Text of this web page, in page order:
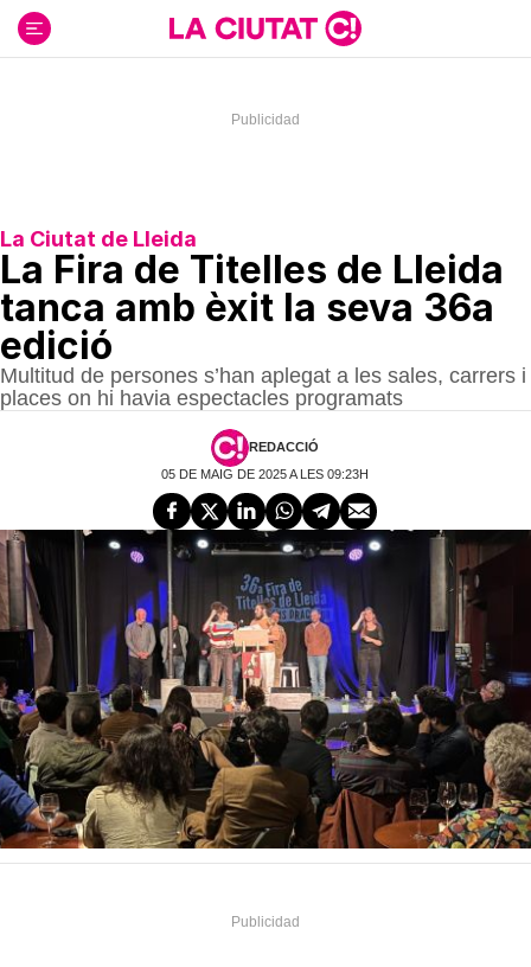
contenido
La Ciutat de Lleida
La Fira de Titelles de Lleida
tanca amb èxit la seva 36a
edició
Multitud de persones s’han aplegat a les sales, carrers i
places on hi havia espectacles programats
REDACCIÓ
05 DE MAIG DE 2025 A LES 09:23H